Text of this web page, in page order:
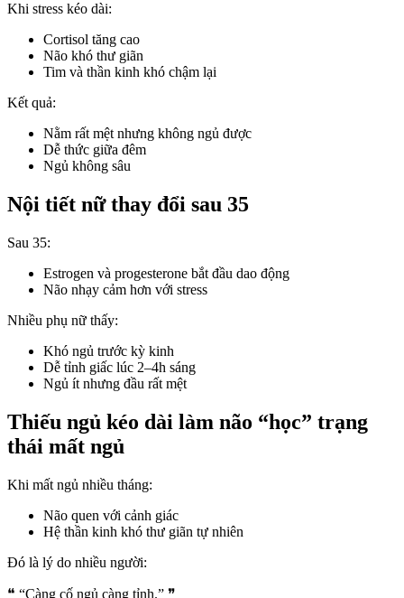
Khi stress kéo dài:
Cortisol tăng cao
Não khó thư giãn
Tim và thần kinh khó chậm lại
Kết quả:
Nằm rất mệt nhưng không ngủ được
Dễ thức giữa đêm
Ngủ không sâu
Nội tiết nữ thay đổi sau 35
Sau 35:
Estrogen và progesterone bắt đầu dao động
Não nhạy cảm hơn với stress
Nhiều phụ nữ thấy:
Khó ngủ trước kỳ kinh
Dễ tỉnh giấc lúc 2–4h sáng
Ngủ ít nhưng đầu rất mệt
Thiếu ngủ kéo dài làm não “học” trạng
thái mất ngủ
Khi mất ngủ nhiều tháng:
Não quen với cảnh giác
Hệ thần kinh khó thư giãn tự nhiên
Đó là lý do nhiều người:
❝ “Càng cố ngủ càng tỉnh.” ❞